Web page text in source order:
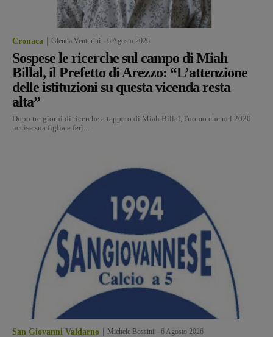
Cronaca Glenda Venturini 6 Agosto 2026
Sospese le ricerche sul campo di Miah
Billal, il Prefetto di Arezzo: “L’attenzione
delle istituzioni su questa vicenda resta
alta”
Dopo tre giorni di ricerche a tappeto di Miah Billal, l'uomo che nel 2020
uccise sua figlia e ferì...
San Giovanni Valdarno Michele Bossini 6 Agosto 2026